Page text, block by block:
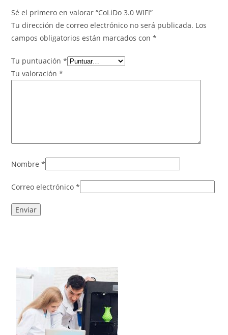
Sé el primero en valorar “CoLiDo 3.0 WIFI”
Tu dirección de correo electrónico no será publicada. Los
campos obligatorios están marcados con*
Tu puntuación*
Tu valoración*
Nombre*
Correo electrónico*